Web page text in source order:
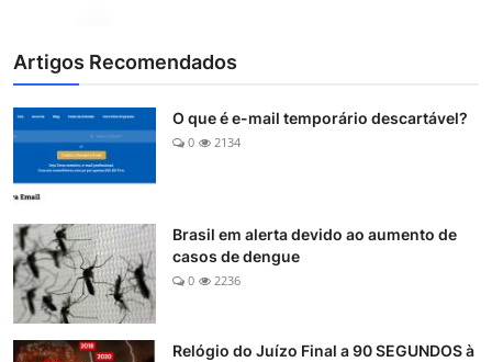
Artigos Recomendados
O que é e-mail temporário descartável?
0 2134
Brasil em alerta devido ao aumento de
casos de dengue
0 2236
Relógio do Juízo Final a 90 SEGUNDOS à